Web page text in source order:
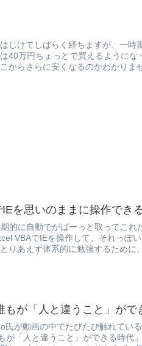
じけてしばらく経ちますが、一時
円ちょっとで買えるようになってきました
からさらに安くなるのかわかりま
を思いのままに操作でき
的に自動でがばーっと取ってこれ
VBAでIEを操作して、それっぽいこと
りあえず体系的に勉強するために
もが「人と違うこと」がで
氏が動画の中でたびたび触れてい
が「人と違うこと」ができる時代